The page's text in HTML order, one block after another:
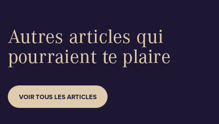
Autres articles qui
pourraient te plaire
VOIR TOUS LES ARTICLES